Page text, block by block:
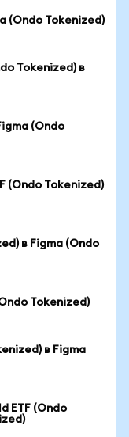
(Ondo Tokenized)
Tokenized) в
(Ondo
(Ondo Tokenized)
в Figma (Ondo
Tokenized)
в Figma
ETF (Ondo